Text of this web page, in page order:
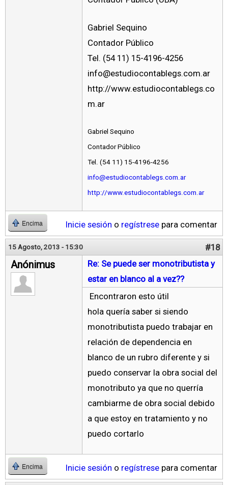
Gabriel Sequino
Contador Público
Tel. (54 11) 15-4196-4256
info@estudiocontablegs.com.ar
http://www.estudiocontablegs.co
m.ar
Gabriel Sequino
Contador Público
Tel. (54 11) 15-4196-4256
info@estudiocontablegs.com.ar
http://www.estudiocontablegs.com.ar
Encima Inicie sesión o regístrese para comentar
15 Agosto, 2013 - 15:30 #18
Anónimus
Re: Se puede ser monotributista y
estar en blanco al a vez??
Encontraron esto útil
hola quería saber si siendo
monotributista puedo trabajar en
relación de dependencia en
blanco de un rubro diferente y si
puedo conservar la obra social del
monotributo ya que no querría
cambiarme de obra social debido
a que estoy en tratamiento y no
puedo cortarlo
Encima Inicie sesión o regístrese para comentar